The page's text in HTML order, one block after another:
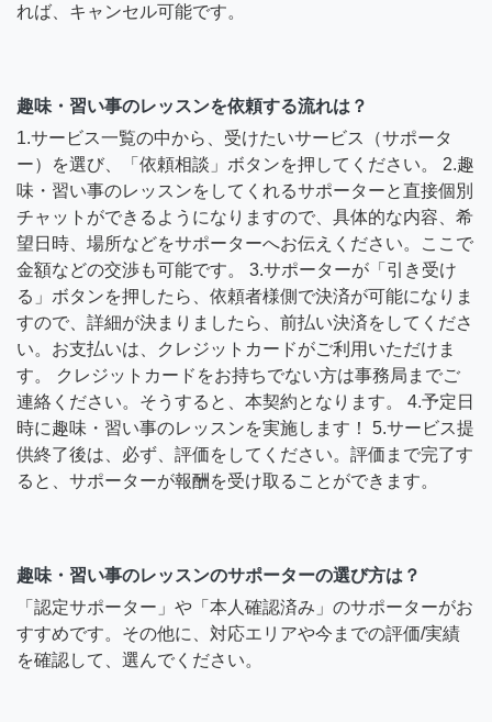
れば、キャンセル可能です。
趣味・習い事のレッスンを依頼する流れは？
1.サービス一覧の中から、受けたいサービス（サポータ
ー）を選び、「依頼相談」ボタンを押してください。 2.趣
味・習い事のレッスンをしてくれるサポーターと直接個別
チャットができるようになりますので、具体的な内容、希
望日時、場所などをサポーターへお伝えください。ここで
金額などの交渉も可能です。 3.サポーターが「引き受け
る」ボタンを押したら、依頼者様側で決済が可能になりま
すので、詳細が決まりましたら、前払い決済をしてくださ
い。お支払いは、クレジットカードがご利用いただけま
す。 クレジットカードをお持ちでない方は事務局までご
連絡ください。そうすると、本契約となります。 4.予定日
時に趣味・習い事のレッスンを実施します！ 5.サービス提
供終了後は、必ず、評価をしてください。評価まで完了す
ると、サポーターが報酬を受け取ることができます。
趣味・習い事のレッスンのサポーターの選び方は？
「認定サポーター」や「本人確認済み」のサポーターがお
すすめです。その他に、対応エリアや今までの評価/実績
を確認して、選んでください。